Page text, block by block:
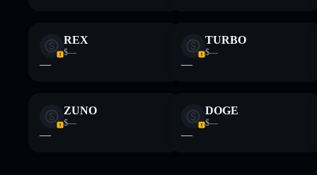
REX
$—
—
TURBO
$—
—
ZUNO
$—
—
DOGE
$—
—